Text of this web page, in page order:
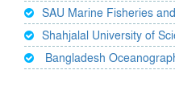
SAU Marine Fisheries
Shahjalal University of
Bangladesh